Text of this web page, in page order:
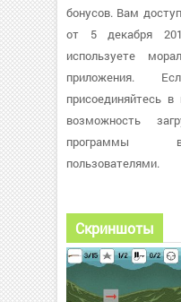
бонусов. Вам
от 5 декабря
используете
приложения.
присоединяйтесь
возможность
программы
пользователями.
Скриншоты